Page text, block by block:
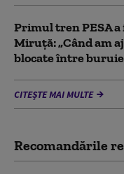
Primul tren PESA
Miruță: „Când am
blocate între
CITEȘTE MAI MULTE
Recomandările